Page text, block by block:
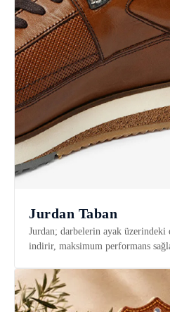
Jurdan Taban
Jurdan; darbelerin ayak
indirir, maksimum performans